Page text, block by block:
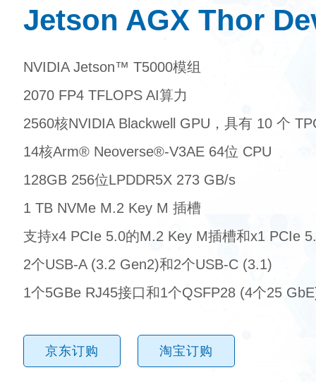
Jetson AGX Thor
NVIDIA Jetson™ T5000模组
2070 FP4 TFLOPS AI算力
2560核NVIDIA Blackwell GPU，具有 10 个
14核Arm® Neoverse®-V3AE 64位 CPU
128GB 256位LPDDR5X 273 GB/s
1 TB NVMe M.2 Key M 插槽
支持x4 PCIe 5.0的M.2 Key M插槽和x1 PCIe
2个USB-A (3.2 Gen2)和2个USB-C (3.1)
1个5GBe RJ45接口和1个QSFP28 (4个25
京东订购 淘宝订购